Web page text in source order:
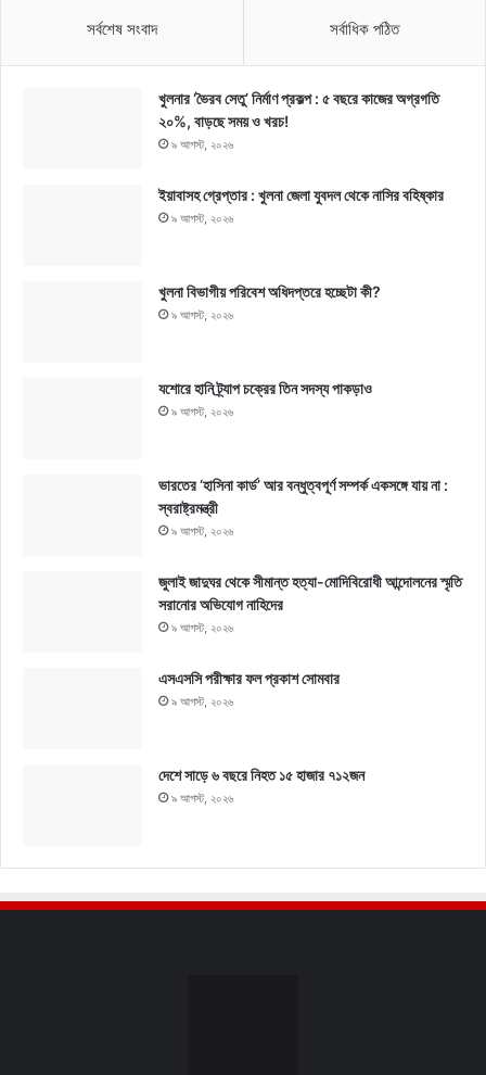
সর্বশেষ সংবাদ সর্বাধিক পঠিত
খুলনার ‘ভৈরব সেতু’ নির্মাণ প্রকল্প : ৫ বছরে কাজের অগ্রগতি
২০%, বাড়ছে সময় ও খরচ!
৯ আগস্ট, ২০২৬
ইয়াবাসহ গ্রেপ্তার : খুলনা জেলা যুবদল থেকে নাসির বহিষ্কার
৯ আগস্ট, ২০২৬
খুলনা বিভাগীয় পরিবেশ অধিদপ্তরে হচ্ছেটা কী?
৯ আগস্ট, ২০২৬
যশোরে হানি ট্র্যাপ চক্রের তিন সদস্য পাকড়াও
৯ আগস্ট, ২০২৬
ভারতের ‘হাসিনা কার্ড’ আর বন্ধুত্বপূর্ণ সম্পর্ক একসঙ্গে যায় না :
স্বরাষ্ট্রমন্ত্রী
৯ আগস্ট, ২০২৬
জুলাই জাদুঘর থেকে সীমান্ত হত্যা-মোদিবিরোধী আন্দোলনের স্মৃতি
সরানোর অভিযোগ নাহিদের
৯ আগস্ট, ২০২৬
এসএসসি পরীক্ষার ফল প্রকাশ সোমবার
৯ আগস্ট, ২০২৬
দেশে সাড়ে ৬ বছরে নিহত ১৫ হাজার ৭১২জন
৯ আগস্ট, ২০২৬